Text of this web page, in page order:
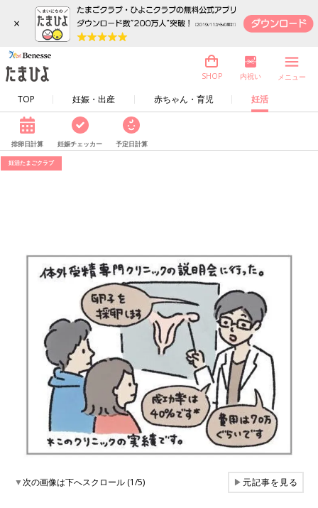
×
TOP 妊娠・出産 赤ちゃん・育児 妊活
SHOP 内祝い メニュー
排卵日計算 妊娠チェッカー 予定日計算
妊活たまごクラブ
▼次の画像は下へスクロール (1/5) ▶元記事を見る